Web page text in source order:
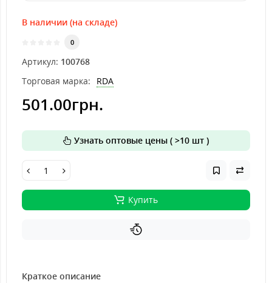
В наличии (на складе)
0
Артикул: 100768
Торговая марка:
RDA
501.00грн.
Узнать оптовые цены ( >10 шт )
Купить
Краткое описание